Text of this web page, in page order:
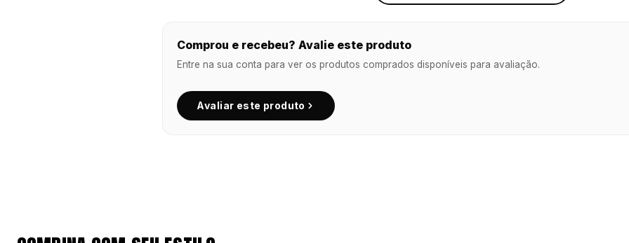
Comprou e recebeu? Avalie este produto
Entre na sua conta para ver os produtos comprados disponíveis para avaliação.
Avaliar este produto